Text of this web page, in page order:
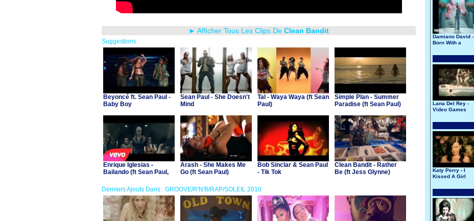
► Afficher Tous Les Clips De Clean Bandit
Suggestions
Beyoncé ft. Sean Paul -
Baby Boy
Sean Paul - She Doesn't
Mind
Tal - Waya Waya (ft Sean
Paul)
Simple Plan - Summer
Paradise (ft Sean Paul)
Enrique Iglesias -
Bailando (ft Sean Paul,
De Zona)
Arash - She Makes Me
Go (ft Sean Paul)
Bob Sinclar & Sean Paul
- Tik Tok
Clean Bandit - Rather
Be (ft Jess Glynne)
Derniers Ajouts Dans : GROOVE/R'N'B/RAP/SOLEIL 2010
Damiano David -
Born With a
Lana Del Rey -
Video Games
Katy Perry - I
Kissed A Girl